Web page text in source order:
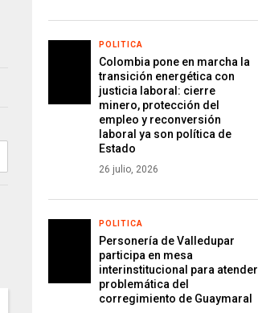
POLITICA
Colombia pone en marcha la
transición energética con
justicia laboral: cierre
minero, protección del
empleo y reconversión
laboral ya son política de
Estado
26 julio, 2026
POLITICA
Personería de Valledupar
participa en mesa
interinstitucional para atender
problemática del
corregimiento de Guaymaral